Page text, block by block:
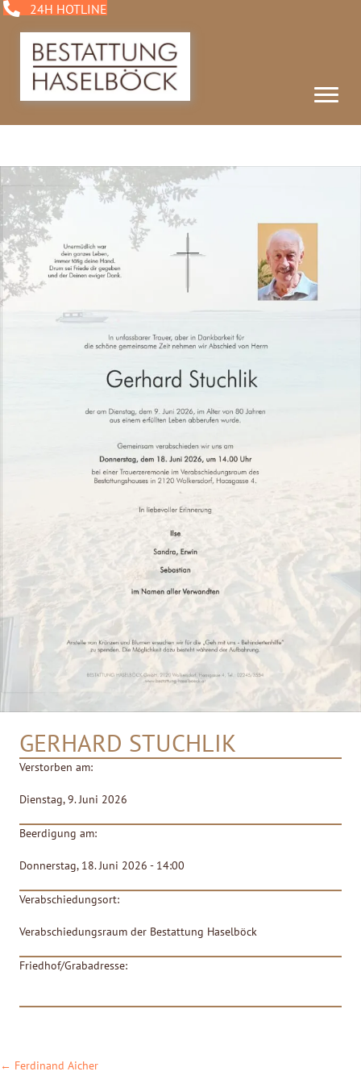
24H HOTLINE
GERHARD STUCHLIK
Verstorben am:
Dienstag, 9. Juni 2026
Beerdigung am:
Donnerstag, 18. Juni 2026 - 14:00
Verabschiedungsort:
Verabschiedungsraum der Bestattung Haselböck
Friedhof/Grabadresse:
POSTS
← Ferdinand Aicher